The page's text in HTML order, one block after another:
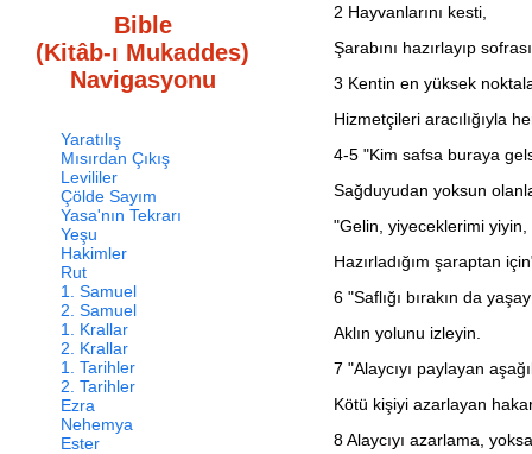
Bible
(Kitâb-ı Mukaddes)
Navigasyonu
Yaratılış
Mısırdan Çıkış
Levililer
Çölde Sayım
Yasa'nın Tekrarı
Yeşu
Hakimler
Rut
1. Samuel
2. Samuel
1. Krallar
2. Krallar
1. Tarihler
2. Tarihler
Ezra
Nehemya
Ester
2 Hayvanlarını kesti,
Şarabını hazırlayıp
3 Kentin en yüksek
Hizmetçileri aracılığıyla
4-5 "Kim safsa buraya
Sağduyudan yoksun
"Gelin, yiyeceklerimi yiyin,
Hazırladığım şaraptan
6 "Saflığı bırakın da
Aklın yolunu izleyin.
7 "Alaycıyı paylayan
Kötü kişiyi azarlayan
8Alaycıyı azarlama,